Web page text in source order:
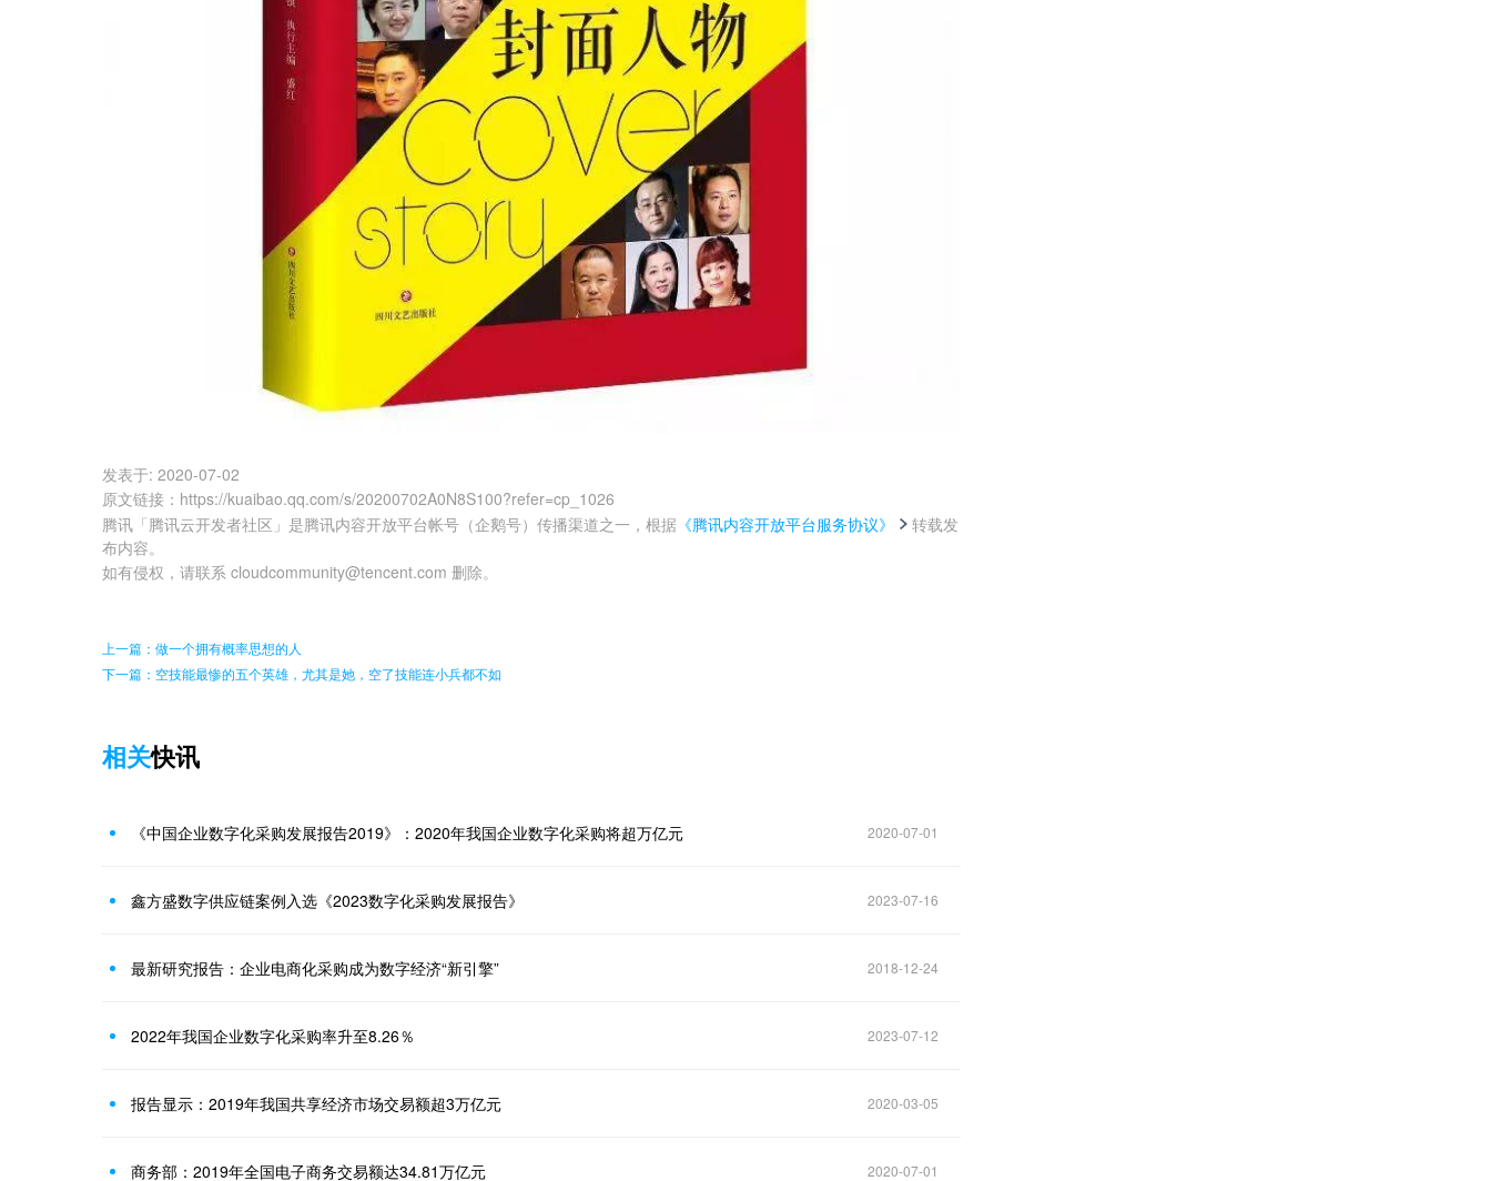
发表于: 2020-07-02
原文链接 ： https://kuaibao.qq.com/s/20200702A0N8S100?refer=cp_1026
腾讯「腾讯云开发者社区」是腾讯内容开放平台帐号（企鹅号）传播渠道之一，根据 《腾讯内容开放平台服务协议》
转载发
布内容。
如有侵权，请联系 cloudcommunity@tencent.com 删除。
上一篇：做一个拥有概率思想的人
下一篇：空技能最惨的五个英雄，尤其是她，空了技能连小兵都不如
相关快讯
《中国企业数字化采购发展报告2019》：2020年我国企业数字化采购将超万亿元 2020-07-01
鑫方盛数字供应链案例入选《2023数字化采购发展报告》 2023-07-16
最新研究报告：企业电商化采购成为数字经济“新引擎” 2018-12-24
2022年我国企业数字化采购率升至8.26％ 2023-07-12
报告显示：2019年我国共享经济市场交易额超3万亿元 2020-03-05
商务部：2019年全国电子商务交易额达34.81万亿元 2020-07-01